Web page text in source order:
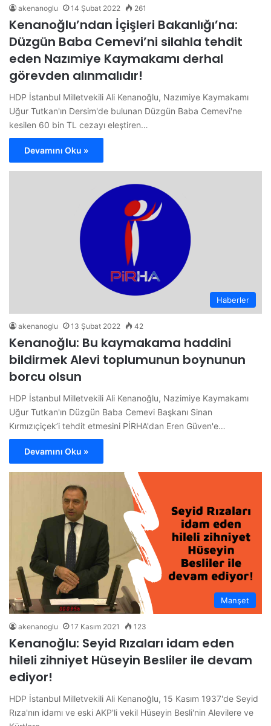
akenanoglu 14 Şubat 2022 261
Kenanoğlu’ndan İçişleri Bakanlığı’na:
Düzgün Baba Cemevi’ni silahla tehdit
eden Nazımiye Kaymakamı derhal
görevden alınmalıdır!
HDP İstanbul Milletvekili Ali Kenanoğlu, Nazımiye Kaymakamı
Uğur Tutkan'ın Dersim'de bulunan Düzgün Baba Cemevi'ne
kesilen 60 bin TL cezayı eleştiren…
Devamını Oku »
Haberler
akenanoglu 13 Şubat 2022 42
Kenanoğlu: Bu kaymakama haddini
bildirmek Alevi toplumunun boynunun
borcu olsun
HDP İstanbul Milletvekili Ali Kenanoğlu, Nazimiye Kaymakamı
Uğur Tutkan'ın Düzgün Baba Cemevi Başkanı Sinan
Kırmızıçiçek’i tehdit etmesini PİRHA'dan Eren Güven'e…
Devamını Oku »
Manşet
akenanoglu 17 Kasım 2021 123
Kenanoğlu: Seyid Rızaları idam eden
hileli zihniyet Hüseyin Besliler ile devam
ediyor!
HDP İstanbul Milletvekili Ali Kenanoğlu, 15 Kasım 1937'de Seyid
Rıza'nın idamı ve eski AKP'li vekil Hüseyin Besli'nin Alevilere ve